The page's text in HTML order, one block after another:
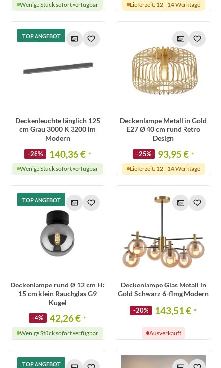
Wenige Stück sofort verfügbar Lieferzeit: 12 - 14 Werktage
TOP ANGEBOT
Deckenleuchte länglich 125
cm Grau 3000 K 3200 lm
Modern
-28% 140,36 € *
Wenige Stück sofort verfügbar
Deckenlampe Metall in Gold
E27 Ø 40 cm rund Retro
Design
-25% 93,95 € *
Lieferzeit: 12 - 14 Werktage
TOP ANGEBOT
Deckenlampe rund Ø 12 cm H:
15 cm klein Rauchglas G9
Kugel
-4% 42,26 € *
Wenige Stück sofort verfügbar
Deckenlampe Glas Metall in
Gold Schwarz 6-flmg Modern
-20% 143,51 € *
Ausverkauft
TOP ANGEBOT